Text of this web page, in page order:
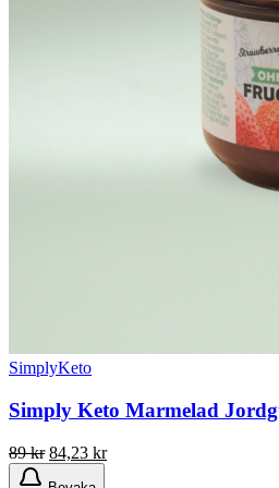
SimplyKeto
Simply Keto Marmelad
89kr Det
ursprungliga
84,23 krDet